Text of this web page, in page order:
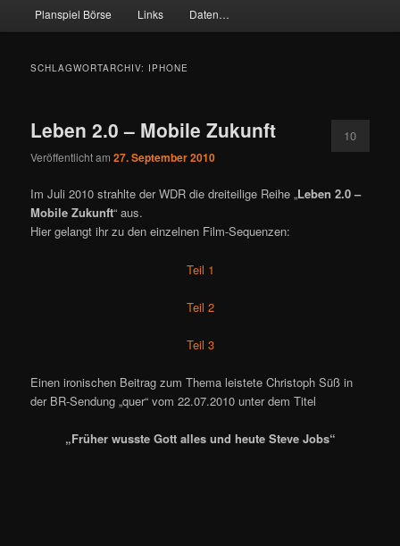
Planspiel Börse Links Daten…
SCHLAGWORTARCHIV: IPHONE
Leben 2.0 – Mobile Zukunft
Veröffentlicht am27. September 2010
10
Im Juli 2010 strahlte der WDR die dreiteilige Reihe „Leben 2.0 –
Mobile Zukunft“ aus.
Hier gelangt ihr zu den einzelnen Film-Sequenzen:
Teil 1
Teil 2
Teil 3
Einen ironischen Beitrag zum Thema leistete Christoph Süß in
der BR-Sendung „quer“ vom 22.07.2010 unter dem Titel
„Früher wusste Gott alles und heute Steve Jobs“